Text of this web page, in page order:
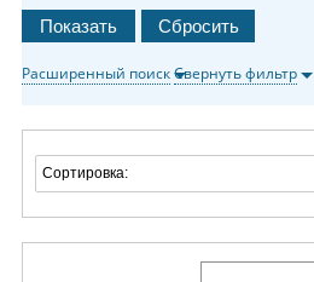
Расширенный поискСвернуть фильтр
Сортировка: